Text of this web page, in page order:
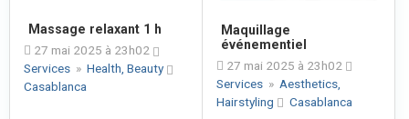
Massage relaxant 1 h
27 mai 2025 à 23h02
Services » Health, Beauty
Casablanca
Maquillage
événementiel
27 mai 2025 à 23h02
Services » Aesthetics,
Hairstyling
Casablanca